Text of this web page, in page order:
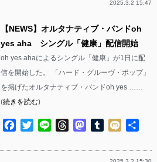
2025.3.2 15:47
【NEWS】オルタナティブ・バンドoh
yes aha シングル「健康」配信開始
oh yes ahaによるシングル「健康」が1日に配
信を開始した。 「ハード・グルーヴ・ポップ」
を掲げたオルタナティブ・バンドoh yes ……
(続きを読む)
Facebook
TwitterLine ThreadsMastodon
Tumblr
Mixi